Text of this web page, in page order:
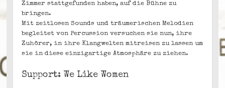
Zimmer stattgefunden haben, auf die Bühne zu
bringen.
Mit zeitlosen Sounds und träumerischen Melodien
begleitet von Percussion versuchen sie nun, ihre
Zuhörer, in ihre Klangwelten mitreisen zu lassen um
sie in diese einzigartige Atmosphäre zu ziehen.
Support: We Like Women